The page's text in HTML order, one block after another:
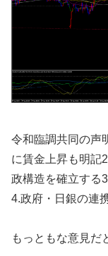
令和臨調共同の声
に賃金上昇も明記
政構造を確立する
4.政府・日銀の連
もっともな意見だ